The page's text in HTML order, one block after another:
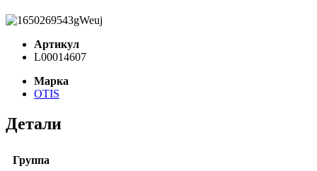
Артикул
L00014607
Марка
OTIS
Детали
Группа